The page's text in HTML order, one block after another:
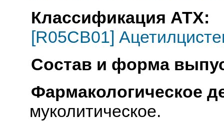
Классификация АТХ:
[R05CB01]
Состав и форма
Фармакологическое
муколитическое.